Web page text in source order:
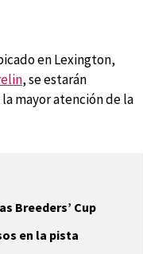
en Lexington,
, se estarán
mayor atención de la
Breeders’ Cup
en la pista